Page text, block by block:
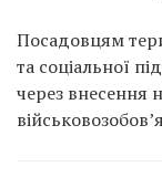
Посадовцям
та соціальної
через внесення